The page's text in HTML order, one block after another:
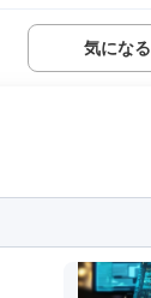
気になる